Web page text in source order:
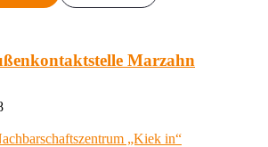
Marzahn
„Kiek in“